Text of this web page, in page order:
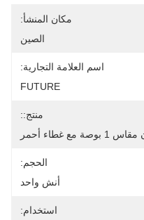
مكان المنشأ:
الصين
اسم العلامة التجارية:
FUTURE
منتج::
غطاء أحمر
الحجم:
أنش واحد
استخدام: